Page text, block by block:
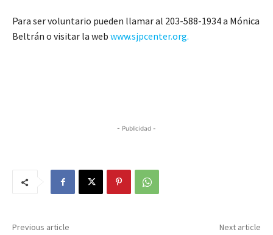
Para ser voluntario pueden llamar al 203-588-1934 a Mónica
Beltrán o visitar la web www.sjpcenter.org.
- Publicidad -
Previous article Next article